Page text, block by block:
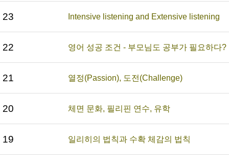
23 Intensive listening and Extensive listening
22 영어 성공 조건 - 부모님도 공부가 필요하다
21 열정(Passion), 도전(Challenge)
20 체면 문화, 필리핀 연수, 유학
19 일리히의 법칙과 수확 체감의 법칙